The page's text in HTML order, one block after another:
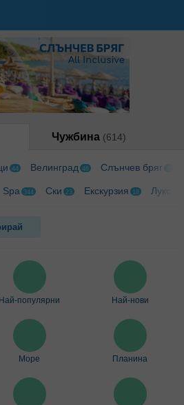
Чужбина (614)
44 Велинград 46 Слънчев бряг
Spa 344 Ски 23 Екскурзия 18 Лукс
Най-популярни Най-нови
Море Планина